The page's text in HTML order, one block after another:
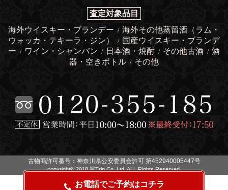
査定対象品目
海外ウイスキー・ブランデー / 海外その他蒸留酒（ラム・
ウォッカ・テキーラ・ジン）
/ 国産ウイスキー・ブランデ
ー / ワイン・シャンパン / 日本酒・焼酎 / その他古酒 / 酒
器・空きボトル / その他
古物商許可番号：神奈川県公安委員会許可 第452940005447号
copyright© 2018 買Trip Co.,Ltd. ALL Rights Reserved.
お電話でご予約はコチラ